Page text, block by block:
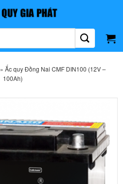
» Ắc quy Đồng Nai CMF DIN100 (12V –
100Ah)